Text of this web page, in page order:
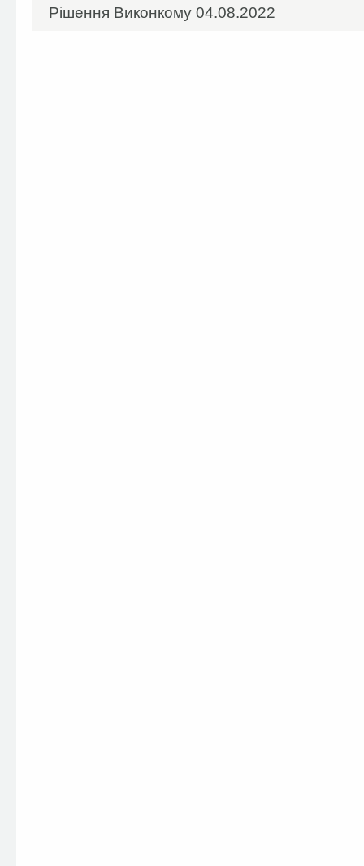
Рішення Виконкому 04.08.2022